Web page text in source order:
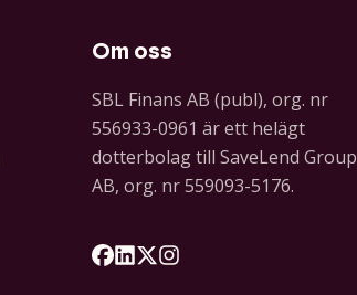
Om oss
SBL Finans AB (publ), org. nr
556933-0961 är ett helägt
dotterbolag till SaveLend Group
AB, org. nr 559093-5176.
Följ oss på Facebook
Följ oss på LinkedIn
Följ oss på X
Följ oss på Instagram